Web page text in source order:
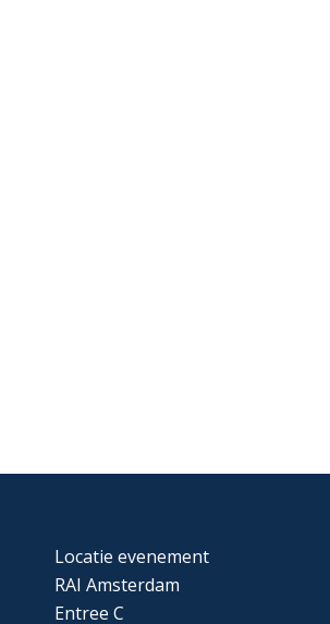
Locatie evenement
RAI Amsterdam
Entree C